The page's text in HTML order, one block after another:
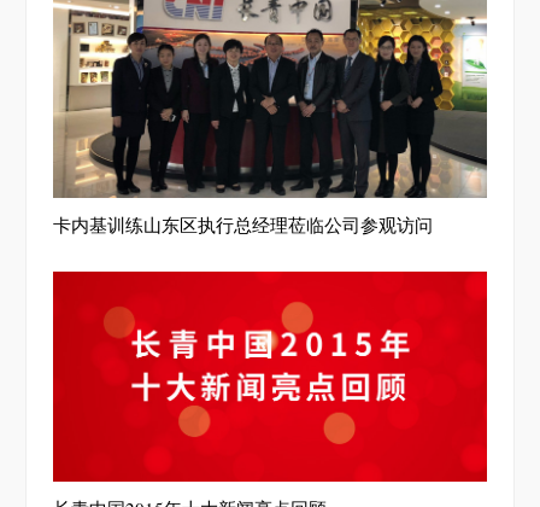
卡内基训练山东区执行总经理莅临公司参观访问